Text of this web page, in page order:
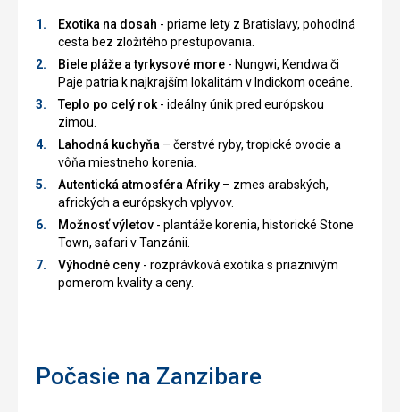
Exotika na dosah - priame lety z Bratislavy, pohodlná
cesta bez zložitého prestupovania.
Biele pláže a tyrkysové more - Nungwi, Kendwa či
Paje patria k najkrajším lokalitám v Indickom oceáne.
Teplo po celý rok - ideálny únik pred európskou
zimou.
Lahodná kuchyňa – čerstvé ryby, tropické ovocie a
vôňa miestneho korenia.
Autentická atmosféra Afriky – zmes arabských,
afrických a európskych vplyvov.
Možnosť výletov - plantáže korenia, historické Stone
Town, safari v Tanzánii.
Výhodné ceny - rozprávková exotika s priaznivým
pomerom kvality a ceny.
Počasie na Zanzibare